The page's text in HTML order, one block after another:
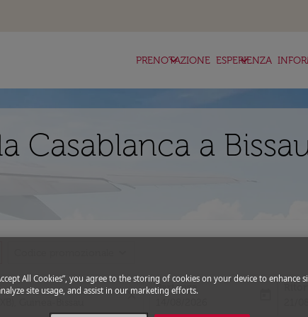
PRENOTAZIONE
keyboard_arrow_down ESPERIENZA
keyboard_arrow_down
Casablanca a
close
Partenza
fc-
All Cookies”, you agree to the storing of cookies on your device to enhance
site usage, and assist in our marketing efforts.